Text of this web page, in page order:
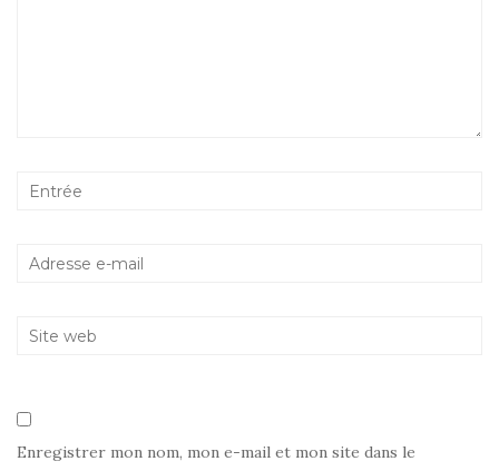
Enregistrer mon nom, mon e-mail et mon site dans le